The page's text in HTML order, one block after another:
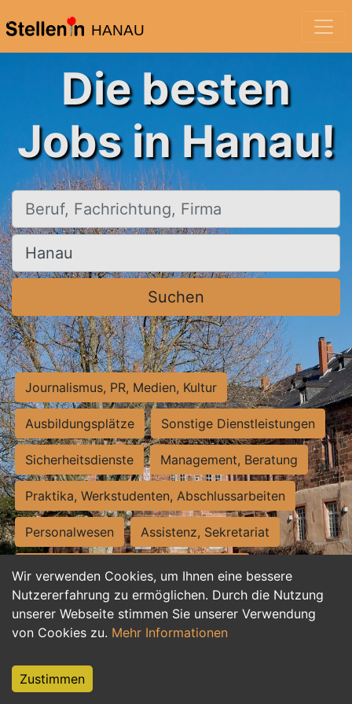
HANAU
Wir verwenden Cookies, um Ihnen eine bessere
Nutzererfahrung zu ermöglichen. Durch die Nutzung
unserer Webseite stimmen Sie unserer Verwendung
von Cookies zu. Mehr Informationen
Zustimmen
Die besten
Jobs in Hanau!
Beruf, Fachrichtung, Firma
Ort, Stadt
Suchen
Journalismus, PR, Medien, Kultur
Ausbildungsplätze Sonstige Dienstleistungen
Sicherheitsdienste Management, Beratung
Praktika, Werkstudenten, Abschlussarbeiten
Personalwesen Assistenz, Sekretariat
Hilfskräfte, Aushilfs- und Nebenjobs
Einkauf, Logistik, Materialwirtschaft
Weiterbildung, Studium, duale Ausbildung
Tourismus